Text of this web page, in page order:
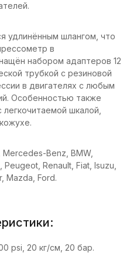
удлинённым шлангом, что
в
набором адаптеров 12
трубкой с резиновой
в двигателях с любым
Особенностью также
шкалой,
Benz, BMW,
Renault, Fiat, Isuzu,
Mazda, Ford.
psi, 20 кг/см, 20 бар.